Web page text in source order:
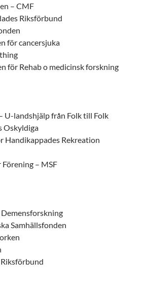
– CMF
Riksförbund
för cancersjuka
för Rehab o medicinsk forskning
U-landshjälp från Folk till Folk
Oskyldiga
Handikappades Rekreation
– MSF
Samhällsfonden